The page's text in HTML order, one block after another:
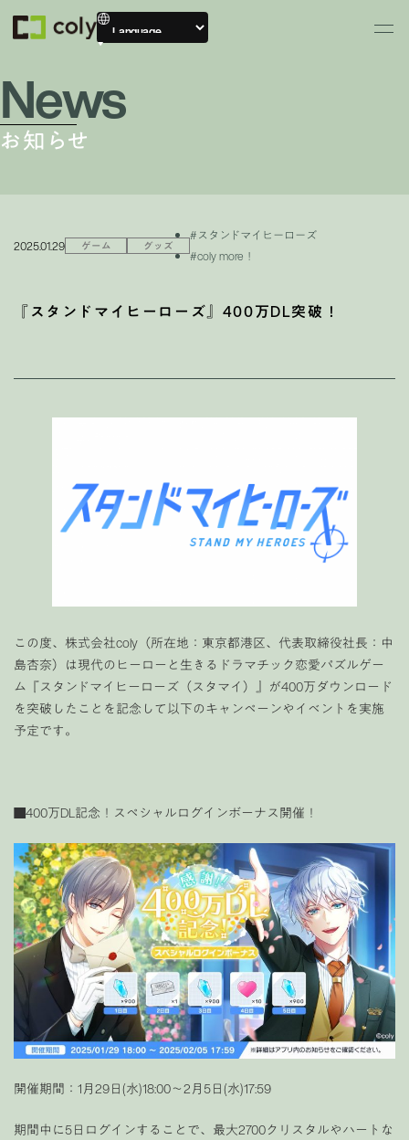
News
お知らせ
2025.01.29 ゲーム グッズ
#スタンドマイヒーローズ
#coly more！
『スタンドマイヒーローズ』400万DL突破！
この度、株式会社coly（所在地：東京都港区、代表取締役社長：中
島杏奈）は現代のヒーローと生きるドラマチック恋愛パズルゲー
ム『スタンドマイヒーローズ（スタマイ）』が400万ダウンロード
を突破したことを記念して以下のキャンペーンやイベントを実施
予定です。
■400万DL記念！スペシャルログインボーナス開催！
開催期間：1月29日(水)18:00～2月5日(水)17:59
期間中に5日ログインすることで、最大2700クリスタルやハートな